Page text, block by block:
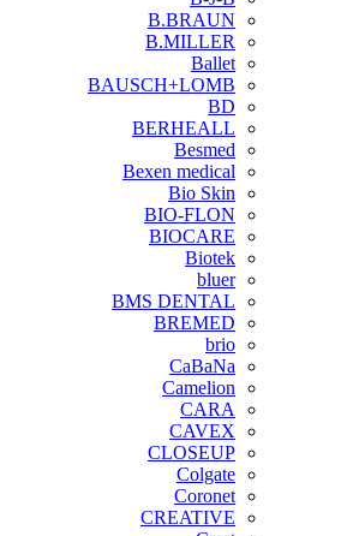
B.BRAUN
B.MILLER
Ballet
BAUSCH+LOMB
BD
BERHEALL
Besmed
Bexen medical
Bio Skin
BIO-FLON
BIOCARE
Biotek
bluer
BMS DENTAL
BREMED
brio
CaBaNa
Camelion
CARA
CAVEX
CLOSEUP
Colgate
Coronet
CREATIVE